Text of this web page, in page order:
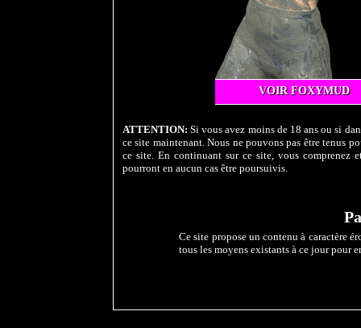
VOIR FOXYMUD
ATTENTION: Si vous avez moins de 18 ans ou si
ce site maintenant. Nous ne pouvons pas être tenus
ce site. En continuant sur ce site, vous comprenez
pourront en aucun cas être poursuivis.
Ce site propose un contenu à caractère
tous les moyens existants à ce jour pour